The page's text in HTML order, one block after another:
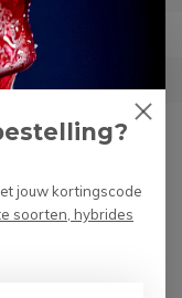
m.b.t. verzending
product?
jouw kortingscode
soorten, hybrides